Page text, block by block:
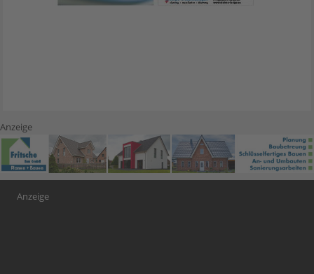
Anzeige
Anzeige